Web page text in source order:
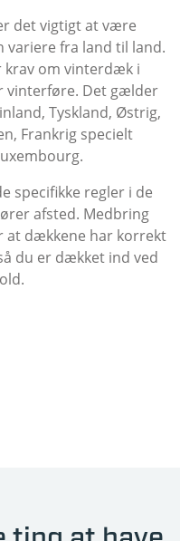
det vigtigt at være
fra land til land.
krav om vinterdæk i
vinterføre. Det gælder
Tyskland, Østrig,
Frankrig specielt
specifikke regler i de
afsted. Medbring
at dækkene har korrekt
du er dækket ind ved